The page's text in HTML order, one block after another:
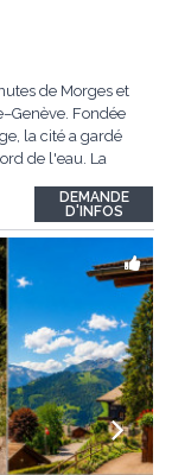
de Morges et
Fondée
la cité a gardé
de l'eau. La
privilégié, une
DEMANDE
D'INFOS